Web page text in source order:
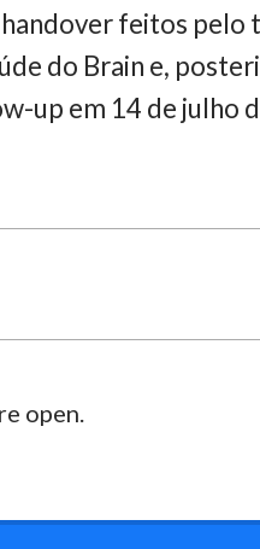
feitos
do Brain e,
up em 14 de julho
open.